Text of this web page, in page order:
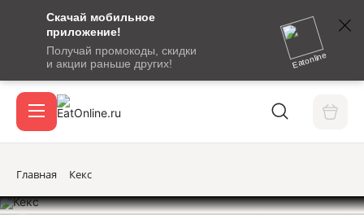
Скачай мобильное
приложение!
Получай промокоды, скидки
и акции раньше других!
Eatonline
сообщение
кодом
подтверждения
Акции
Главная Кекс